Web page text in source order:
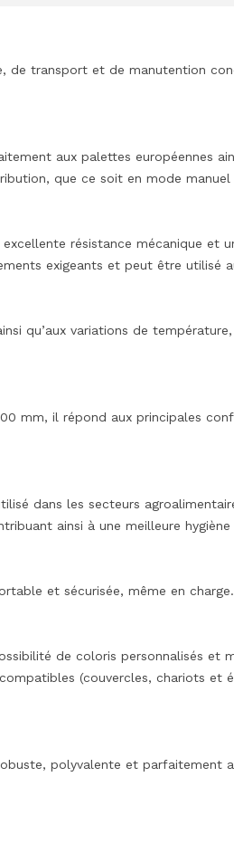
transport et de manutention
aux palettes européennes
que ce soit en mode
résistance mécanique et
exigeants et peut être utilisé
qu’aux variations de
mm, il répond aux principales
dans les secteurs
ainsi à une meilleure hygiène
et sécurisée, même en charge.
de coloris personnalisés et
(couvercles, chariots
polyvalente et parfaitement